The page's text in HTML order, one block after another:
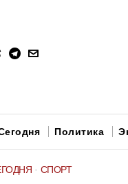
Политика
· СПОРТ